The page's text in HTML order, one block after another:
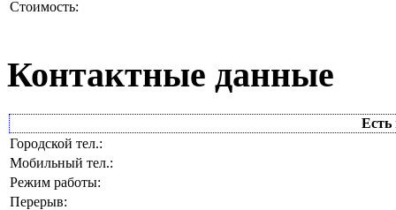
Стоимость:
Контактные данные
Есть
Городской тел.:
Мобильный тел.:
Режим работы:
Перерыв: